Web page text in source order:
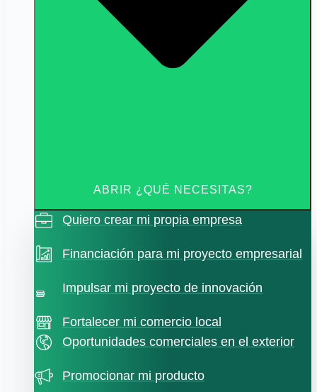
ABRIR ¿QUÉ NECESITAS?
Quiero crear mi propia empresa
Financiación para mi proyecto empresarial
Impulsar mi proyecto de innovación
Fortalecer mi comercio local
Oportunidades comerciales en el exterior
Promocionar mi producto